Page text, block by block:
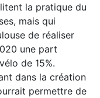
la pratique du
mais qui
de réaliser
une part
de 15%.
dans la création
permettre de